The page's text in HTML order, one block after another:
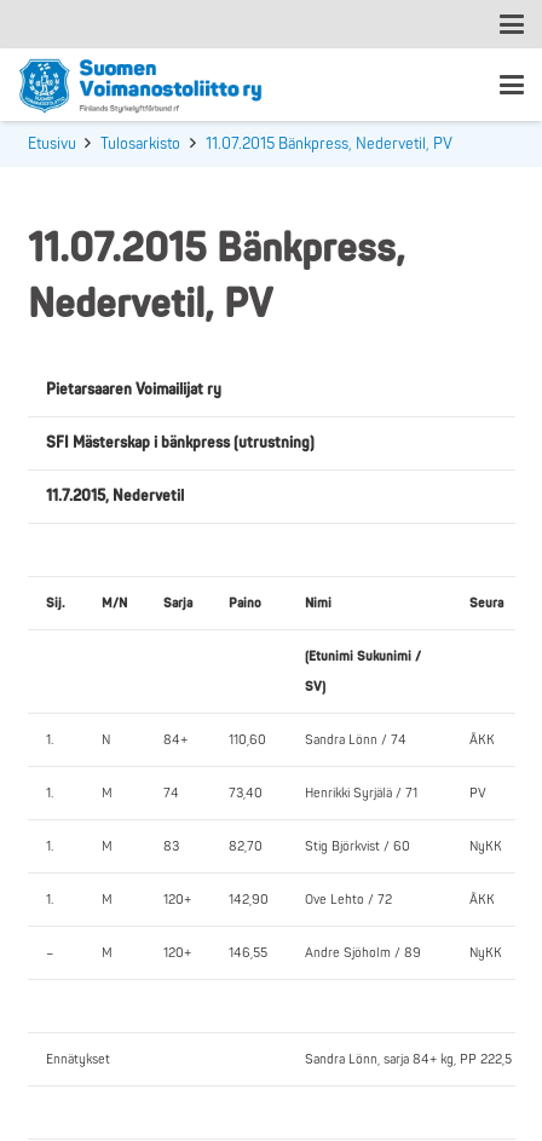
Etusivu Tulosarkisto 11.07.2015 Bänkpress, Nedervetil, PV
11.07.2015 Bänkpress,
Nedervetil, PV
Pietarsaaren Voimailijat ry
SFI Mästerskap i bänkpress (utrustning)
11.7.2015, Nedervetil
Sij. M/N Sarja Paino Nimi Seura
(Etunimi Sukunimi /
SV)
1. N 84+ 110,60 Sandra Lönn / 74 ÅKK
1. M 74 73,40 Henrikki Syrjälä / 71 PV
1. M 83 82,70 Stig Björkvist / 60 NyKK
1. M 120+ 142,90 Ove Lehto / 72 ÅKK
– M 120+ 146,55 Andre Sjöholm / 89 NyKK
Ennätykset Sandra Lönn, sarja 84+ kg, PP 222,5 kg